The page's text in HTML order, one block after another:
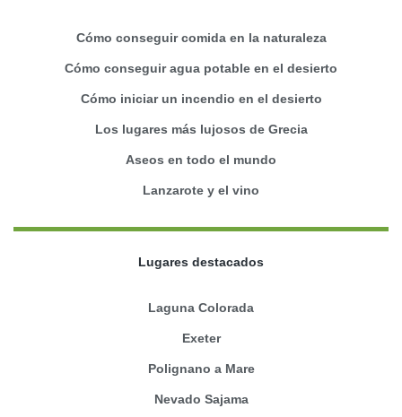
Cómo conseguir comida en la naturaleza
Cómo conseguir agua potable en el desierto
Cómo iniciar un incendio en el desierto
Los lugares más lujosos de Grecia
Aseos en todo el mundo
Lanzarote y el vino
Lugares destacados
Laguna Colorada
Exeter
Polignano a Mare
Nevado Sajama